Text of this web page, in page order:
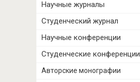
Научные журналы
Студенческий журнал
Научные конференции
Студенческие конференции
Авторские монографии